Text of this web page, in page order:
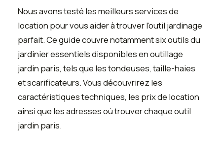
Nous avons testé les meilleurs services de
location pour vous aider à trouver l'outil jardinage
parfait. Ce guide couvre notamment six outils du
jardinier essentiels disponibles en outillage
jardin paris, tels que les tondeuses, taille-haies
et scarificateurs. Vous découvrirez les
caractéristiques techniques, les prix de location
ainsi que les adresses où trouver chaque outil
jardin paris.